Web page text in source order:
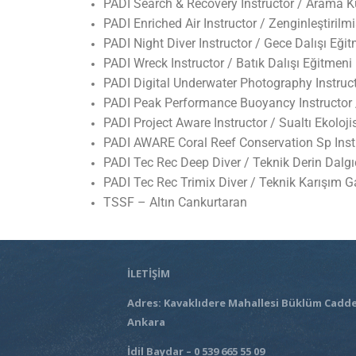
HAKKIMIZDA
İLETIŞIM
PADI Search & Recovery Instructor / Arama
PADI Enriched Air Instructor /
PADI Night Diver Instructor / Gece Dalışı
PADI Wreck Instructor / Batık Dalışı Eğitmeni
PADI Digital Underwater Photography
PADI Peak Performance Buoyancy
PADI Project Aware Instructor / Sualtı
PADI AWARE Coral Reef Conservation Sp
PADI Tec Rec Deep Diver / Teknik Derin
PADI Tec Rec Trimix Diver / Teknik Karışım
TSSF – Altın Cankurtaran
İLETİŞİM
Adres: Kavaklıdere Mahallesi Büklüm
Ankara
İdil Baydar – 0 539 665 55 09